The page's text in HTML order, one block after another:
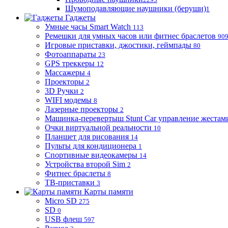
Шумоподавляющие наушники (беруши)1
Гаджеты
Умные часы Smart Watch 113
Ремешки для умных часов или фитнес браслетов 909
Игровые приставки, джостики, геймпады 80
Фотоаппараты 23
GPS треккеры 12
Массажеры 4
Проекторы 2
3D Ручки 2
WIFI модемы 8
Лазерные проекторы 2
Машинка-перевертыш Stunt Car управление
Очки виртуальной реальности 10
Планшет для рисования 14
Пульты для кондиционера 1
Спортивные видеокамеры 14
Устройства второй Sim 2
Фитнес браслеты 8
ТВ-приставки 3
Карты памяти
Micro SD 275
SD 0
USB флеш 597